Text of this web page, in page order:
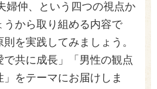
婦仲、という四つの視点か
うから取り組める内容で
を実践してみましょう。
共に成長」「男性の観点
をテーマにお届けしま